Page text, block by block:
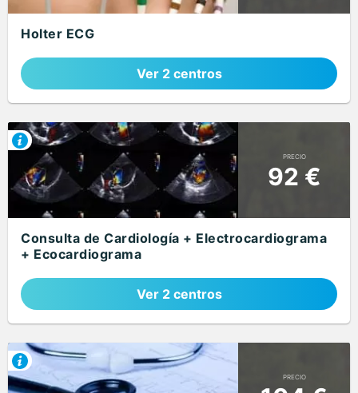
Holter ECG
Ver 2 centros
PRECIO
92 €
Consulta de Cardiología + Electrocardiograma
+ Ecocardiograma
Ver 2 centros
PRECIO